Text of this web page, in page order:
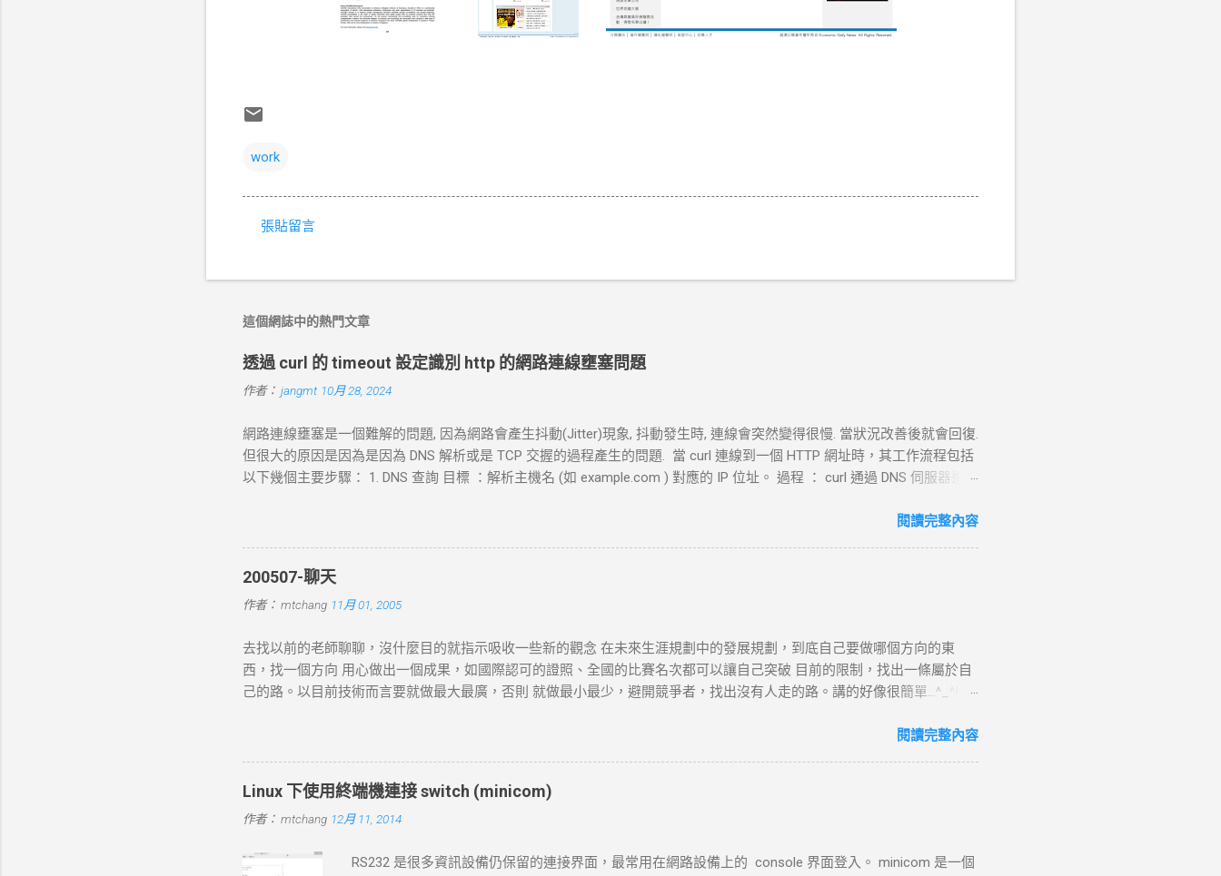
work
張貼留言
這個網誌中的熱門文章
透過 curl 的 timeout 設定識別 http 的網路連線壅塞問題
作者： jangmt 10月 28, 2024
網路連線壅塞是一個難解的問題, 因為網路會產生抖動(Jitter)現象, 抖動發生時, 連線會突然變得很慢. 當狀況改善後就會回復.
但很大的原因是因為是因為 DNS 解析或是 TCP 交握的過程產生的問題. 當 curl 連線到一個 HTTP 網址時，其工作流程包括
以下幾個主要步驟： 1. DNS 查詢 目標 ：解析主機名 (如 example.com ) 對應的 IP 位址。 過程 ： curl 通過 DNS 伺服器進行
錯誤並中止。 2. TCP 三向交握 (Three-Way Handshake) 目標 ：建立與目標伺服器的 TCP 連線。 過程 ： curl 通過系統內核
connect-timeout 設定時間內未完成三向交握，則連線失敗並返回超時錯誤。 3. 發送 HTTP 請求 目標 ：向伺服器發送具體
的 HTTP 請求，根據 URL 設定不同的請求方法（如 GET 、 POST ）。 過程 ： curl 構建 HTTP 請求標頭並附加任何所需的
數據（如表單數據），然後通過已建立的 TCP 連線將請求發送到伺服器。 結果 ：伺服器接收請求並準備回應，若過程中出
的回應內容。 過程 ：伺服器確認請求內容後，由 HTTP 伺服器（如 httpd ）根據需求（例如讀取靜態文件或調用後端服
務）生成回應，並加上適當的 HTTP 狀態碼和標頭。 結果 ：伺服器將回應內容傳回給 curl 客戶端。 5. 接收 HTTP 回應 目
標 ： curl 從伺服器接收回應數據，並在終端或指定的輸出目標中顯示。 過程 ： curl 讀取 HTTP 回應標頭（包括狀態碼，
閱讀完整內容
200507-聊天
作者： mtchang 11月 01, 2005
去找以前的老師聊聊，沒什麼目的就指示吸收一些新的觀念 在未來生涯規劃中的發展規劃，到底自己要做哪個方向的東
西，找一個方向 用心做出一個成果，如國際認可的證照、全國的比賽名次都可以讓自己突破 目前的限制，找出一條屬於自
己的路。以目前技術而言要就做最大最廣，否則 就做最小最少，避開競爭者，找出沒有人走的路。講的好像很簡單...^_^!!
Java在嵌入式系統上的開發 當然如果在學習過程中，有好的工作一定要爭取，要藉由好的工作來跳到更好的工作 研究所隨
閱讀完整內容
Linux 下使用終端機連接 switch (minicom)
作者： mtchang 12月 11, 2014
RS232 是很多資訊設備仍保留的連接界面，最常用在網路設備上的 console 界面登入。 minicom 是一個